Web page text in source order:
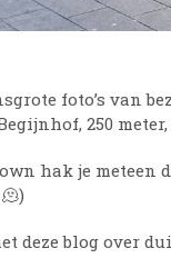
foto’s van
250
hak je meteen
deze blog over